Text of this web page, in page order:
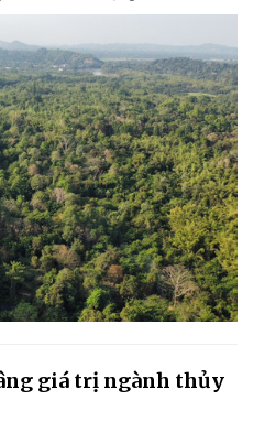
giá trị ngành thủy